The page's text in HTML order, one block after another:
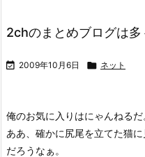
2chのまとめブログは多
 2009年10月6日  ネット
俺のお気に入りはにゃんねるだ
ああ、確かに尻尾を立てた猫
だろうなぁ。